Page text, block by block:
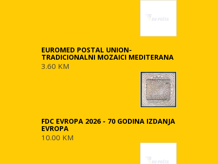
EUROMED POSTAL UNION-
TRADICIONALNI MOZAICI MEDITERANA
3.60 KM
FDC EVROPA 2026 - 70 GODINA IZDANJA
EVROPA
10.00 KM